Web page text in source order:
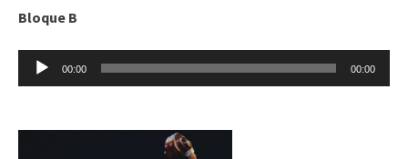
Bloque B
Reproductor
00:00 00:00